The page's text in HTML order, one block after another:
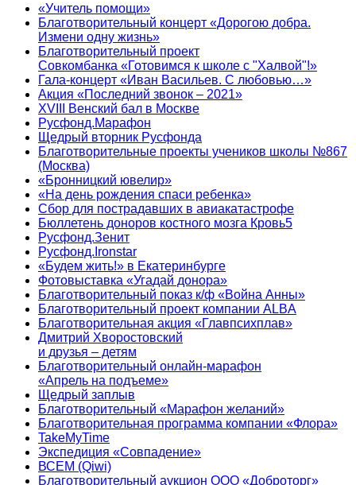
«Учитель помощи»
Благотворительный концерт «Дорогою добра.
Измени одну жизнь»
Благотворительный проект
Совкомбанка «Готовимся к школе с "Халвой"!»
Гала-концерт «Иван Васильев. С любовью…»
Акция «Последний звонок – 2021»
XVIII Венский бал в Москве
Русфонд.Марафон
Щедрый вторник Русфонда
Благотворительные проекты учеников школы №867
(Москва)
«Бронницкий ювелир»
«На день рождения спаси ребенка»
Сбор для пострадавших в авиакатастрофе
Бюллетень доноров костного мозга Кровь5
Русфонд.Зенит
Русфонд.Ironstar
«Будем жить!» в Екатеринбурге
Фотовыставка «Угадай донора»
Благотворительный показ к/ф «Война Анны»
Благотворительный проект компании ALBA
Благотворительная акция «Главпсихплав»
Дмитрий Хворостовский
и друзья – детям
Благотворительный онлайн‑марафон
«Апрель на подъеме»
Щедрый заплыв
Благотворительный «Марафон желаний»
Благотворительная программа компании «Флора»
TakeMyTime
Экспедиция «Совпадение»
ВСЕМ (Qiwi)
Благотворительный аукцион ООО «Доброторг»